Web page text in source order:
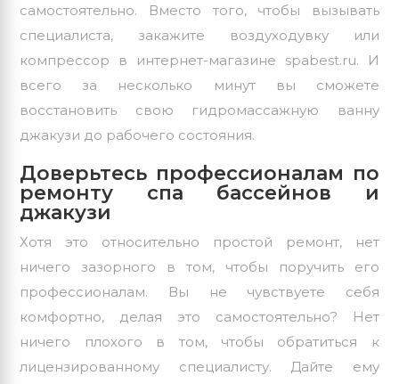
самостоятельно. Вместо того, чтобы вызывать
специалиста, закажите воздуходувку или
компрессор в интернет-магазине spabest.ru. И
всего за несколько минут вы сможете
восстановить свою гидромассажную ванну
джакузи до рабочего состояния.
Доверьтесь профессионалам по
ремонту спа бассейнов и
джакузи
Хотя это относительно простой ремонт, нет
ничего зазорного в том, чтобы поручить его
профессионалам. Вы не чувствуете себя
комфортно, делая это самостоятельно? Нет
ничего плохого в том, чтобы обратиться к
лицензированному специалисту. Дайте ему